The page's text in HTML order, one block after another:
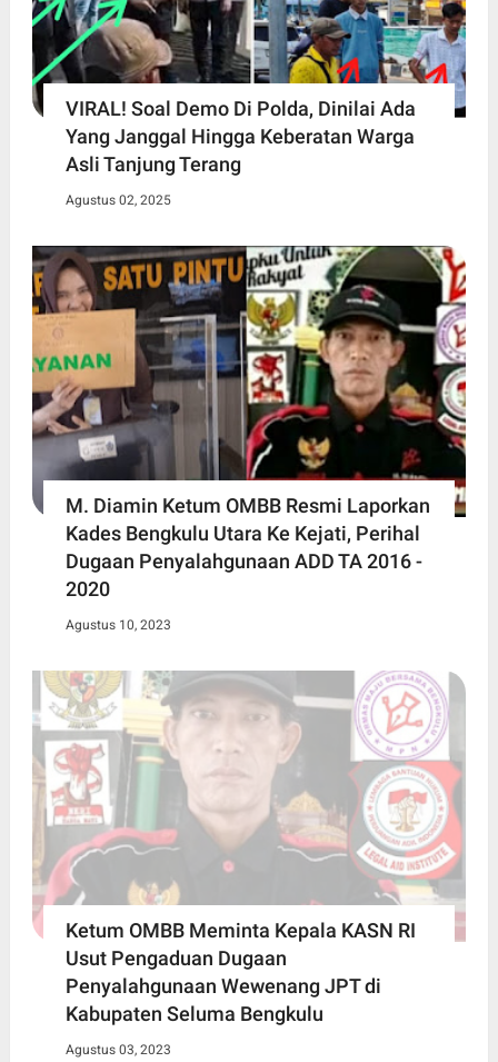
VIRAL! Soal Demo Di Polda, Dinilai Ada
Yang Janggal Hingga Keberatan Warga
Asli Tanjung Terang
Agustus 02, 2025
M. Diamin Ketum OMBB Resmi Laporkan
Kades Bengkulu Utara Ke Kejati, Perihal
Dugaan Penyalahgunaan ADD TA 2016 -
2020
Agustus 10, 2023
Ketum OMBB Meminta Kepala KASN RI
Usut Pengaduan Dugaan
Penyalahgunaan Wewenang JPT di
Kabupaten Seluma Bengkulu
Agustus 03, 2023